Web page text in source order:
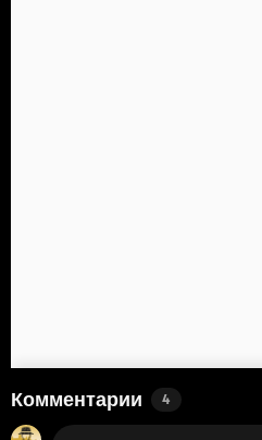
Комментарии 4